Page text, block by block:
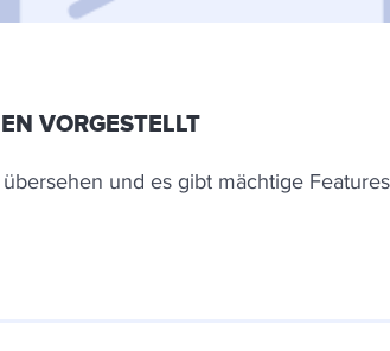
VORGESTELLT
und es gibt mächtige